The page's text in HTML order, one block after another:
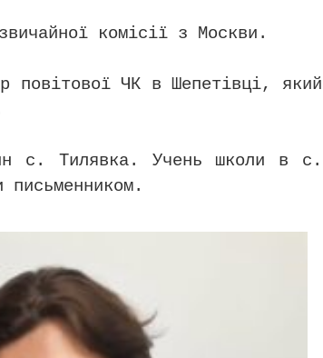
комісії з Москви.
повітової ЧК в Шепетівці, який
с. Тилявка. Учень школи в с.